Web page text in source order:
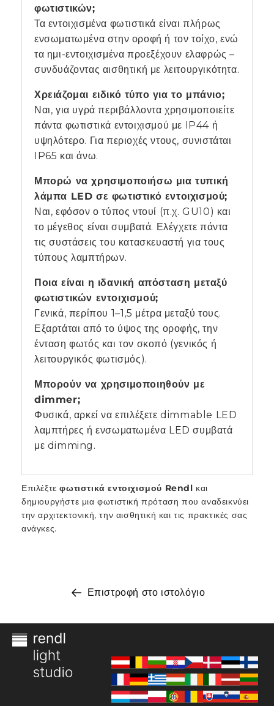
φωτιστικών;
Τα εντοιχισμένα φωτιστικά είναι πλήρως
ενσωματωμένα στην οροφή ή τον τοίχο, ενώ
τα ημι-εντοιχισμένα προεξέχουν ελαφρώς –
συνδυάζοντας αισθητική με λειτουργικότητα.
Χρειάζομαι ειδικό τύπο για το μπάνιο;
Ναι, για υγρά περιβάλλοντα χρησιμοποιείτε
πάντα φωτιστικά εντοιχισμού με IP44 ή
υψηλότερο. Για περιοχές ντους, συνιστάται
IP65 και άνω.
Μπορώ να χρησιμοποιήσω μια τυπική
λάμπα LED σε φωτιστικό εντοιχισμού;
Ναι, εφόσον ο τύπος ντουί (π.χ. GU10) και
το μέγεθος είναι συμβατά. Ελέγχετε πάντα
τις συστάσεις του κατασκευαστή για τους
τύπους λαμπτήρων.
Ποια είναι η ιδανική απόσταση μεταξύ
φωτιστικών εντοιχισμού;
Γενικά, περίπου 1–1,5 μέτρα μεταξύ τους.
Εξαρτάται από το ύψος της οροφής, την
ένταση φωτός και τον σκοπό (γενικός ή
λειτουργικός φωτισμός).
Μπορούν να χρησιμοποιηθούν με
dimmer;
Φυσικά, αρκεί να επιλέξετε dimmable LED
λαμπτήρες ή ενσωματωμένα LED συμβατά
με dimming.
Επιλέξτεφωτιστικά εντοιχισμού Rendl και
δημιουργήστε μια φωτιστική πρόταση που αναδεικνύει
την αρχιτεκτονική, την αισθητική και τις πρακτικές σας
ανάγκες.
Επιστροφή στο ιστολόγιο